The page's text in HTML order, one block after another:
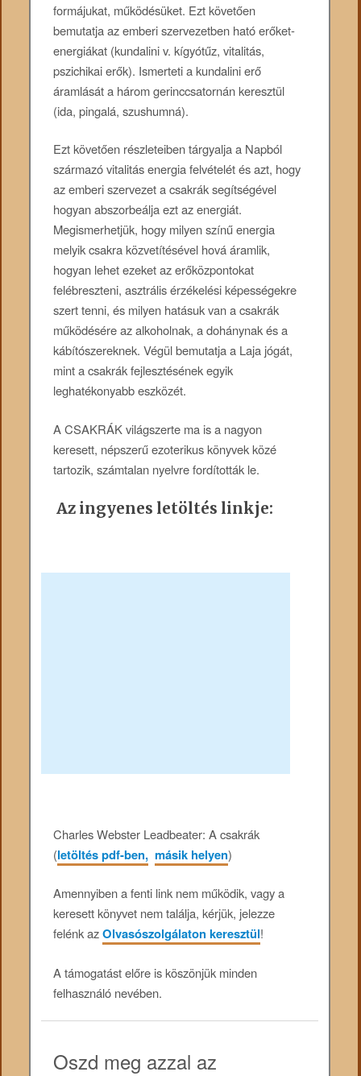
formájukat, működésüket. Ezt követően
bemutatja az emberi szervezetben ható erőket-
energiákat (kundalini v. kígyótűz, vitalitás,
pszichikai erők). Ismerteti a kundalini erő
áramlását a három gerinccsatornán keresztül
(ida, pingalá, szushumná).
Ezt követően részleteiben tárgyalja a Napból
származó vitalitás energia felvételét és azt, hogy
az emberi szervezet a csakrák segítségével
hogyan abszorbeálja ezt az energiát.
Megismerhetjük, hogy milyen színű energia
melyik csakra közvetítésével hová áramlik,
hogyan lehet ezeket az erőközpontokat
felébreszteni, asztrális érzékelési képességekre
szert tenni, és milyen hatásuk van a csakrák
működésére az alkoholnak, a dohánynak és a
kábítószereknek. Végül bemutatja a Laja jógát,
mint a csakrák fejlesztésének egyik
leghatékonyabb eszközét.
A CSAKRÁK világszerte ma is a nagyon
keresett, népszerű ezoterikus könyvek közé
tartozik, számtalan nyelvre fordították le.
Az ingyenes letöltés linkje:
Charles Webster Leadbeater: A csakrák
(letöltés pdf-ben, másik helyen)
Amennyiben a fenti link nem működik, vagy a
keresett könyvet nem találja, kérjük, jelezze
felénk azOlvasószolgálaton keresztül!
A támogatást előre is köszönjük minden
felhasználó nevében.
Oszd meg azzal az